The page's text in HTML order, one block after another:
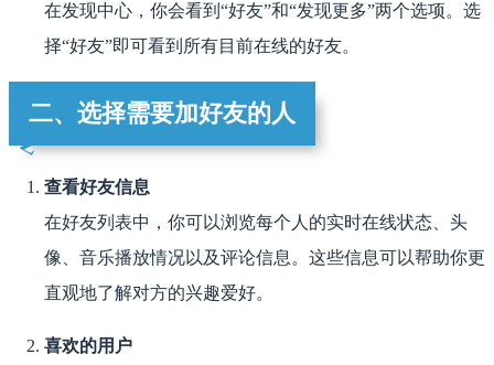
在发现中心，你会看到“好友”和“发现更多”两个选项。选
择“好友”即可看到所有目前在线的好友。
二、选择需要加好友的人
查看好友信息
在好友列表中，你可以浏览每个人的实时在线状态、头
像、音乐播放情况以及评论信息。这些信息可以帮助你更
直观地了解对方的兴趣爱好。
喜欢的用户